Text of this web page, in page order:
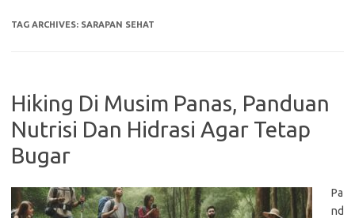
TAG ARCHIVES: SARAPAN SEHAT
Hiking Di Musim Panas, Panduan
Nutrisi Dan Hidrasi Agar Tetap
Bugar
Pa
nd